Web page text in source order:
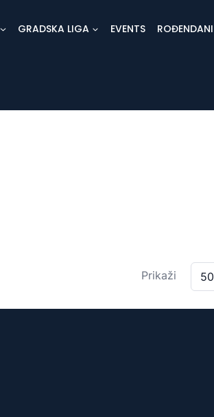
GRADSKA LIGA EVENTS ROĐENDANI
Prikaži 50